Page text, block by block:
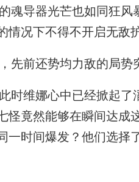
魂导器光芒也如同狂风
情况下不得不开启无敌
前还势均力敌的局势
时维娜心中已经掀起了
怪竟然能够在瞬间达成
一时间爆发？他们选择